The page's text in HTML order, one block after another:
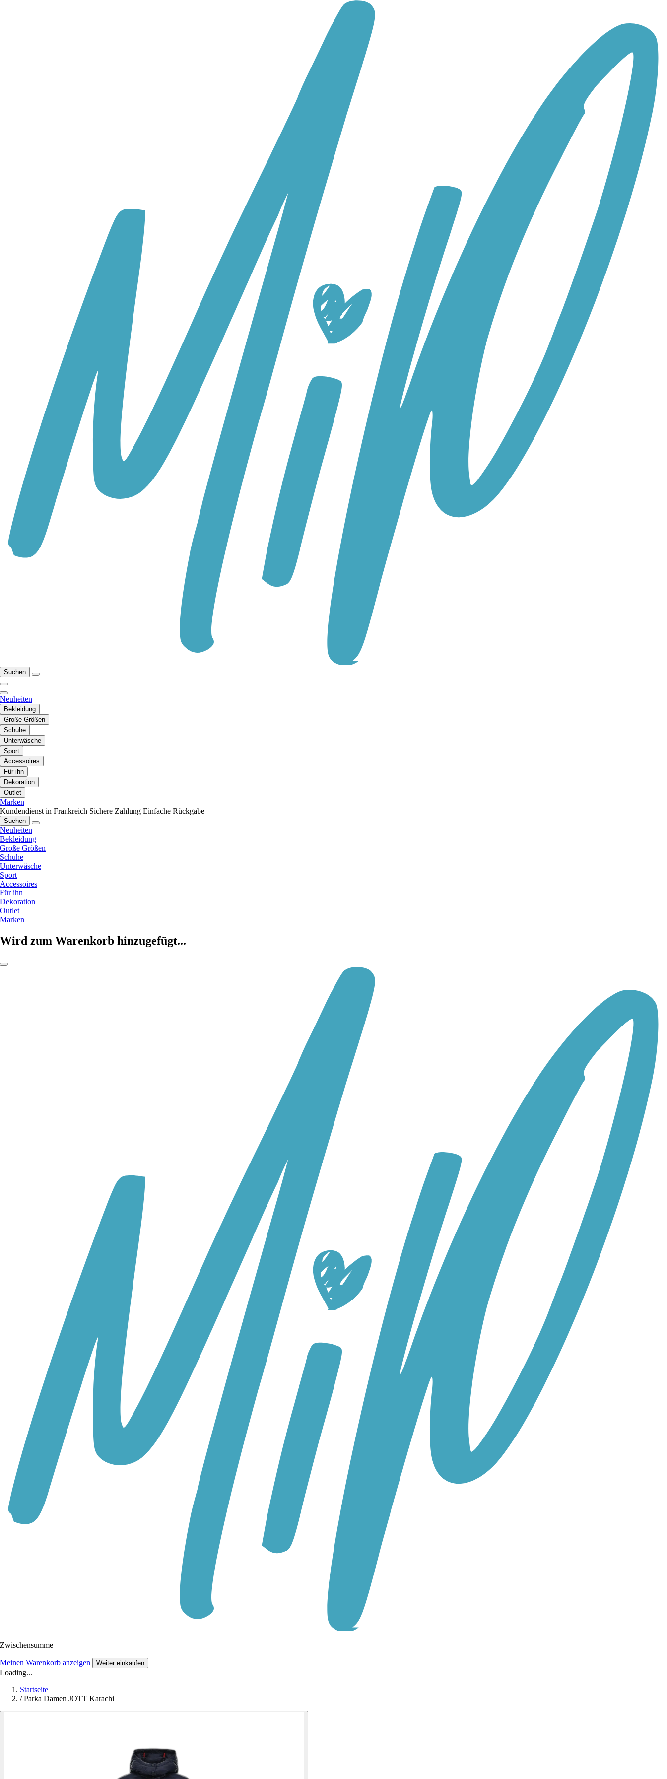
Suchen
Neuheiten
Bekleidung
Große Größen
Schuhe
Unterwäsche
Sport
Accessoires
Für ihn
Dekoration
Outlet
Marken
Kundendienst in Frankreich Sichere Zahlung Einfache Rückgabe
Suchen
Neuheiten
Bekleidung
Große Größen
Schuhe
Unterwäsche
Sport
Accessoires
Für ihn
Dekoration
Outlet
Marken
Wird zum Warenkorb hinzugefügt...
Zwischensumme
Meinen Warenkorb anzeigen Weiter einkaufen
Loading...
Startseite
/ Parka Damen JOTT Karachi